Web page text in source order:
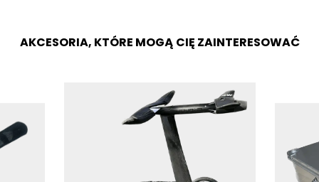
AKCESORIA, KTÓRE MOGĄ CIĘ ZAINTERESOWAĆ